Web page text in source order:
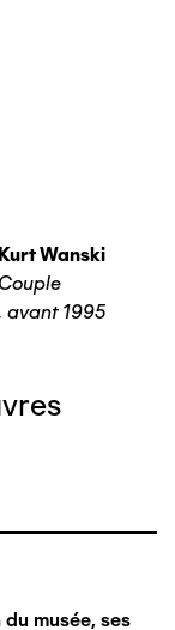
Kurt Wanski
Couple
avant 1995
musée, ses